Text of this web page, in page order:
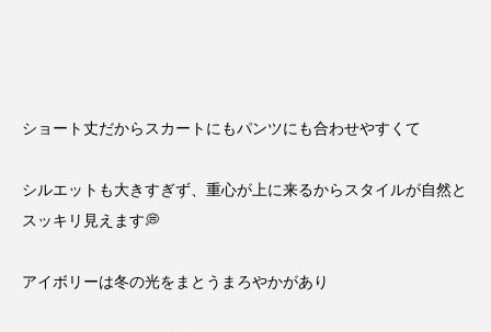
ショート丈だからスカートにもパンツにも合わせやすくて
シルエットも大きすぎず、重心が上に来るからスタイルが自然と
スッキリ見えます💭
アイボリーは冬の光をまとうまろやかがあり